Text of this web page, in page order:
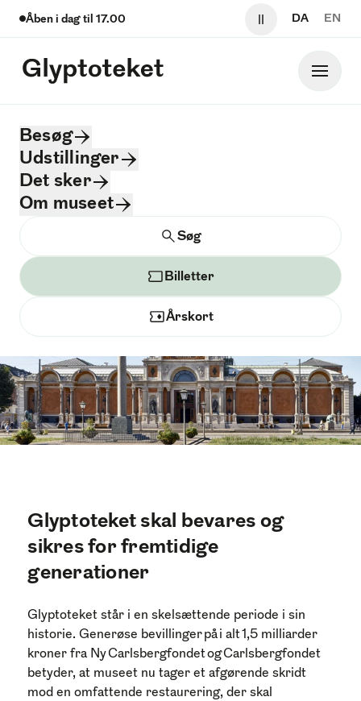
Åben i dag til 17.00
Pause video og
DA EN
Glyptoteket
Hoved
Besøg
Udstillinger
Det sker
Om museet
Søg
Søg
Billetter
Årskort
Fremtidens Glyptotek
Glyptoteket skal fremtidssikres
Om projektetFilmBevaring og moderniseringTilgængelighed
Glyptoteket skal bevares og
sikres for fremtidige
generationer
Glyptoteket står i en skelsættende periode i sin
historie. Generøse bevillinger på i alt 1,5 milliarder
kroner fra Ny Carlsbergfondet og Carlsbergfondet
betyder, at museet nu tager et afgørende skridt
mod en omfattende restaurering, der skal